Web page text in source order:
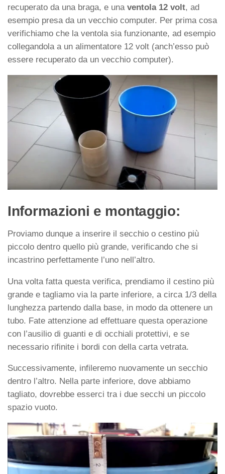
recuperato da una braga, e una ventola 12 volt, ad
esempio presa da un vecchio computer. Per prima cosa
verifichiamo che la ventola sia funzionante, ad esempio
collegandola a un alimentatore 12 volt (anch’esso può
essere recuperato da un vecchio computer).
Informazioni e montaggio:
Proviamo dunque a inserire il secchio o cestino più
piccolo dentro quello più grande, verificando che si
incastrino perfettamente l’uno nell’altro.
Una volta fatta questa verifica, prendiamo il cestino più
grande e tagliamo via la parte inferiore, a circa 1/3 della
lunghezza partendo dalla base, in modo da ottenere un
tubo. Fate attenzione ad effettuare questa operazione
con l’ausilio di guanti e di occhiali protettivi, e se
necessario rifinite i bordi con della carta vetrata.
Successivamente, infileremo nuovamente un secchio
dentro l’altro. Nella parte inferiore, dove abbiamo
tagliato, dovrebbe esserci tra i due secchi un piccolo
spazio vuoto.